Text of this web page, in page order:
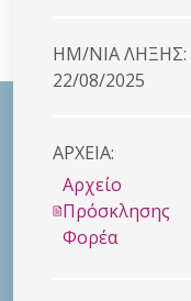
HM/NIA ΛΗΞΗΣ:
22/08/2025
ΑΡΧΕΙΑ:
Αρχείο
Πρόσκλησης
Φορέα